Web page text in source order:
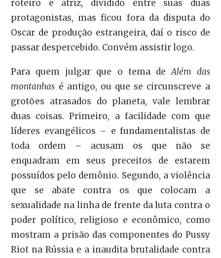
roteiro e atriz, dividido entre suas duas
protagonistas, mas ficou fora da disputa do
Oscar de produção estrangeira, daí o risco de
passar despercebido. Convém assistir logo.
Para quem julgar que o tema deAlém das
montanhas é antigo, ou que se circunscreve a
grotões atrasados do planeta, vale lembrar
duas coisas. Primeiro, a facilidade com que
líderes evangélicos – e fundamentalistas de
toda ordem – acusam os que não se
enquadram em seus preceitos de estarem
possuídos pelo demônio. Segundo, a violência
que se abate contra os que colocam a
sexualidade na linha de frente da luta contra o
poder político, religioso e econômico, como
mostram a prisão das componentes do Pussy
Riot na Rússia e a inaudita brutalidade contra